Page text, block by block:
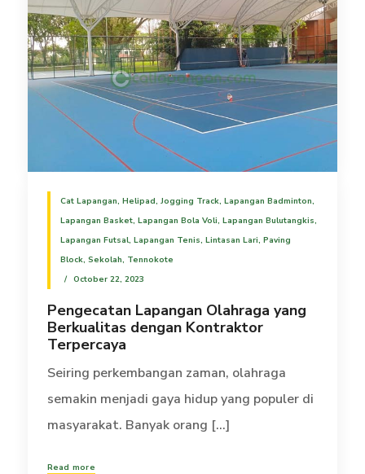
Cat Lapangan, Helipad, Jogging Track, Lapangan Badminton,
Lapangan Basket, Lapangan Bola Voli, Lapangan Bulutangkis,
Lapangan Futsal, Lapangan Tenis, Lintasan Lari, Paving
Block, Sekolah, Tennokote
October 22, 2023
Pengecatan Lapangan Olahraga yang
Berkualitas dengan Kontraktor
Terpercaya
Seiring perkembangan zaman, olahraga
semakin menjadi gaya hidup yang populer di
masyarakat. Banyak orang [...]
Read more